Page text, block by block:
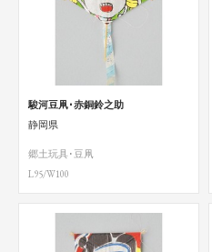
駿河豆凧･赤銅鈴之助
静岡県
郷土玩具･豆凧
L95/W100